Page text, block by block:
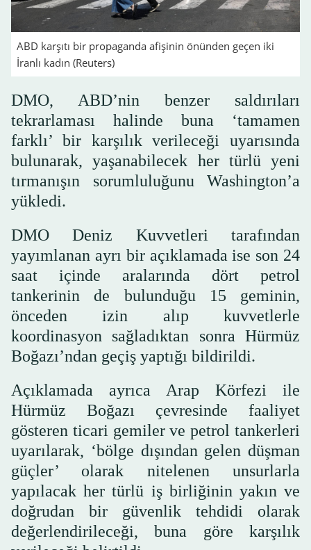
ABD karşıtı bir propaganda afişinin önünden geçen iki
İranlı kadın (Reuters)
DMO, ABD’nin benzer saldırıları
tekrarlaması halinde buna ‘tamamen
farklı’ bir karşılık verileceği uyarısında
bulunarak, yaşanabilecek her türlü yeni
tırmanışın sorumluluğunu Washington’a
yükledi.
DMO Deniz Kuvvetleri tarafından
yayımlanan ayrı bir açıklamada ise son 24
saat içinde aralarında dört petrol
tankerinin de bulunduğu 15 geminin,
önceden izin alıp kuvvetlerle
koordinasyon sağladıktan sonra Hürmüz
Boğazı’ndan geçiş yaptığı bildirildi.
Açıklamada ayrıca Arap Körfezi ile
Hürmüz Boğazı çevresinde faaliyet
gösteren ticari gemiler ve petrol tankerleri
uyarılarak, ‘bölge dışından gelen düşman
güçler’ olarak nitelenen unsurlarla
yapılacak her türlü iş birliğinin yakın ve
doğrudan bir güvenlik tehdidi olarak
değerlendirileceği, buna göre karşılık